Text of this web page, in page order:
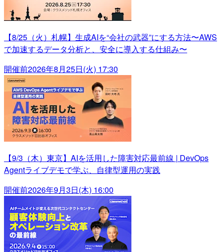
【8/25（火）札幌】生成AIを“会社の武器”にする方法〜AWS
で加速するデータ分析と、安全に導入する仕組み〜
開催前2026年8月25日(火) 17:30
【9/3（木）東京】AIを活用した障害対応最前線 | DevOps
Agentライブデモで学ぶ、自律型運用の実践
開催前2026年9月3日(木) 16:00